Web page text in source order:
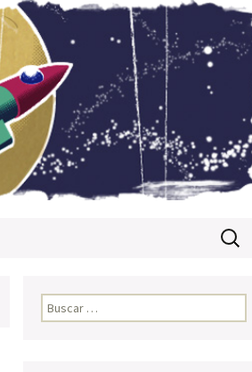
Buscar:
Buscar: